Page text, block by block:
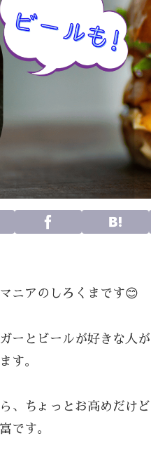
ニアのしろくまです😊
ーとビールが好きな人
す。
、ちょっとお高めだけ
です。